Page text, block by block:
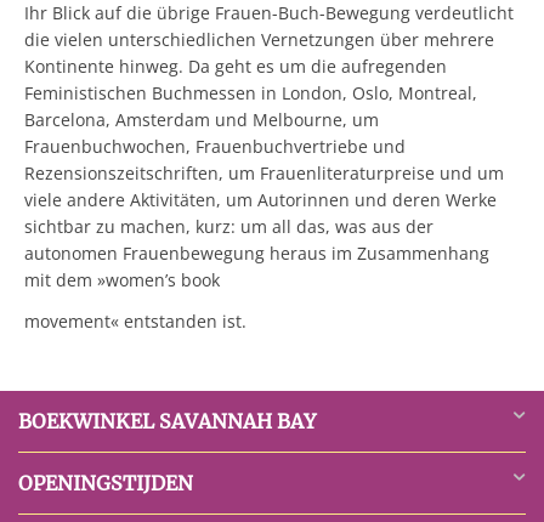
Ihr Blick auf die übrige Frauen-Buch-Bewegung verdeutlicht
die vielen unterschiedlichen Vernetzungen über mehrere
Kontinente hinweg. Da geht es um die aufregenden
Feministischen Buchmessen in London, Oslo, Montreal,
Barcelona, Amsterdam und Melbourne, um
Frauenbuchwochen, Frauenbuchvertriebe und
Rezensionszeitschriften, um Frauenliteraturpreise und um
viele andere Aktivitäten, um Autorinnen und deren Werke
sichtbar zu machen, kurz: um all das, was aus der
autonomen Frauenbewegung heraus im Zusammenhang
mit dem »women’s book
movement« entstanden ist.
BOEKWINKEL SAVANNAH BAY
OPENINGSTIJDEN